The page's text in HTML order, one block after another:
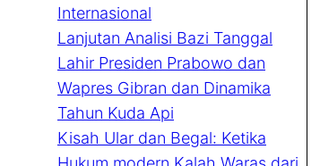
Internasional
Lanjutan Analisi Bazi Tanggal
Lahir Presiden Prabowo dan
Wapres Gibran dan Dinamika
Tahun Kuda Api
Kisah Ular dan Begal: Ketika